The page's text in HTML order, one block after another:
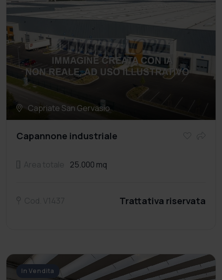
Capriate San Gervasio
Capannone industriale
25.000 mq
Trattativa riservata
In Vendita